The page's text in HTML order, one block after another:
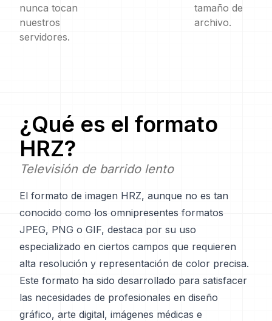
nunca tocan
nuestros
servidores.
tamaño de
archivo.
¿Qué es el formato
HRZ?
Televisión de barrido lento
El formato de imagen HRZ, aunque no es tan
conocido como los omnipresentes formatos
JPEG, PNG o GIF, destaca por su uso
especializado en ciertos campos que requieren
alta resolución y representación de color precisa.
Este formato ha sido desarrollado para satisfacer
las necesidades de profesionales en diseño
gráfico, arte digital, imágenes médicas e